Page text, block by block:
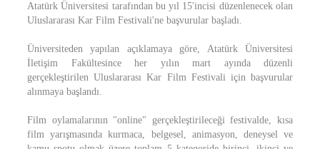
Atatürk Üniversitesi tarafından bu yıl 15'incisi düzenlenecek olan
Uluslararası Kar Film Festivali'ne başvurular başladı.
Üniversiteden yapılan açıklamaya göre, Atatürk Üniversitesi
İletişim Fakültesince her yılın mart ayında düzenli
gerçekleştirilen Uluslararası Kar Film Festivali için başvurular
alınmaya başlandı.
Film oylamalarının "online" gerçekleştirileceği festivalde, kısa
film yarışmasında kurmaca, belgesel, animasyon, deneysel ve